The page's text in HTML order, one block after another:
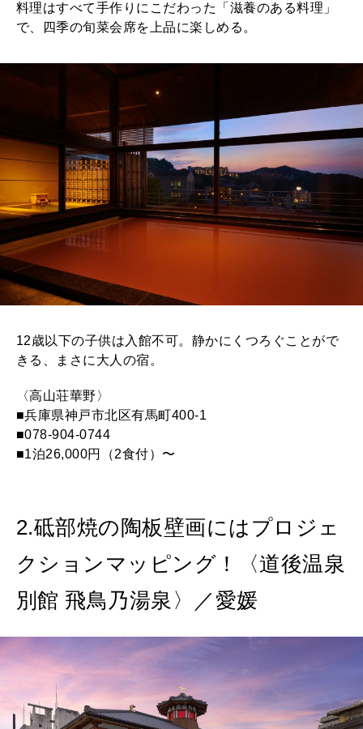
料理はすべて手作りにこだわった「滋養のある料理」
で、四季の旬菜会席を上品に楽しめる。
12歳以下の子供は入館不可。静かにくつろぐことがで
きる、まさに大人の宿。
〈高山荘華野〉
■兵庫県神戸市北区有馬町400-1
■078-904-0744
■1泊26,000円（2食付）〜
2.砥部焼の陶板壁画にはプロジェ
クションマッピング！〈道後温泉
別館 飛鳥乃湯泉〉／愛媛